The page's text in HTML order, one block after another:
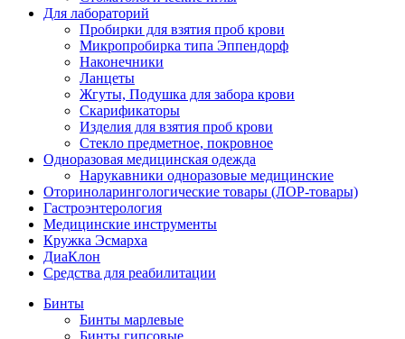
Для лабораторий
Пробирки для взятия проб крови
Микропробирка типа Эппендорф
Наконечники
Ланцеты
Жгуты, Подушка для забора крови
Скарификаторы
Изделия для взятия проб крови
Стекло предметное, покровное
Одноразовая медицинская одежда
Нарукавники одноразовые медицинские
Оториноларингологические товары (ЛОР-товары)
Гастроэнтерология
Медицинские инструменты
Кружка Эсмарха
ДиаКлон
Средства для реабилитации
Бинты
Бинты марлевые
Бинты гипсовые